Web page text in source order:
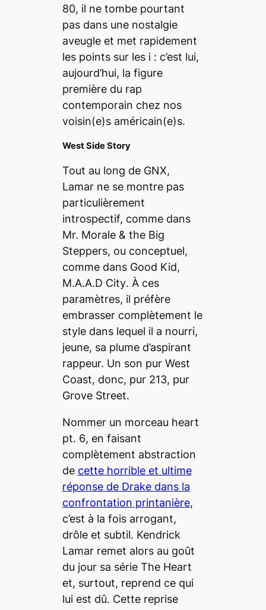
80, il ne tombe pourtant
pas dans une nostalgie
aveugle et met rapidement
les points sur les i : c’est lui,
aujourd’hui, la figure
première du rap
contemporain chez nos
voisin(e)s américain(e)s.
West Side Story
Tout au long de GNX,
Lamar ne se montre pas
particulièrement
introspectif, comme dans
Mr. Morale & the Big
Steppers, ou conceptuel,
comme dans Good Kid,
M.A.A.D City. À ces
paramètres, il préfère
embrasser complètement le
style dans lequel il a nourri,
jeune, sa plume d’aspirant
rappeur. Un son pur West
Coast, donc, pur 213, pur
Grove Street.
Nommer un morceau heart
pt. 6, en faisant
complètement abstraction
de cette horrible et ultime
réponse de Drake dans la
confrontation printanière,
c’est à la fois arrogant,
drôle et subtil. Kendrick
Lamar remet alors au goût
du jour sa série The Heart
et, surtout, reprend ce qui
lui est dû. Cette reprise